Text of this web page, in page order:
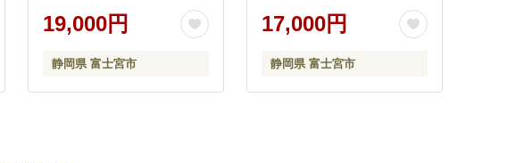
ティッシュ パルプ100% 日
用品 消耗品 生活必需品
19,000円
静岡県 富士宮市
ル×6パック 72ロール
25m トイレットペーパー
品 消耗品 備蓄
17,000円
静岡県 富士宮市